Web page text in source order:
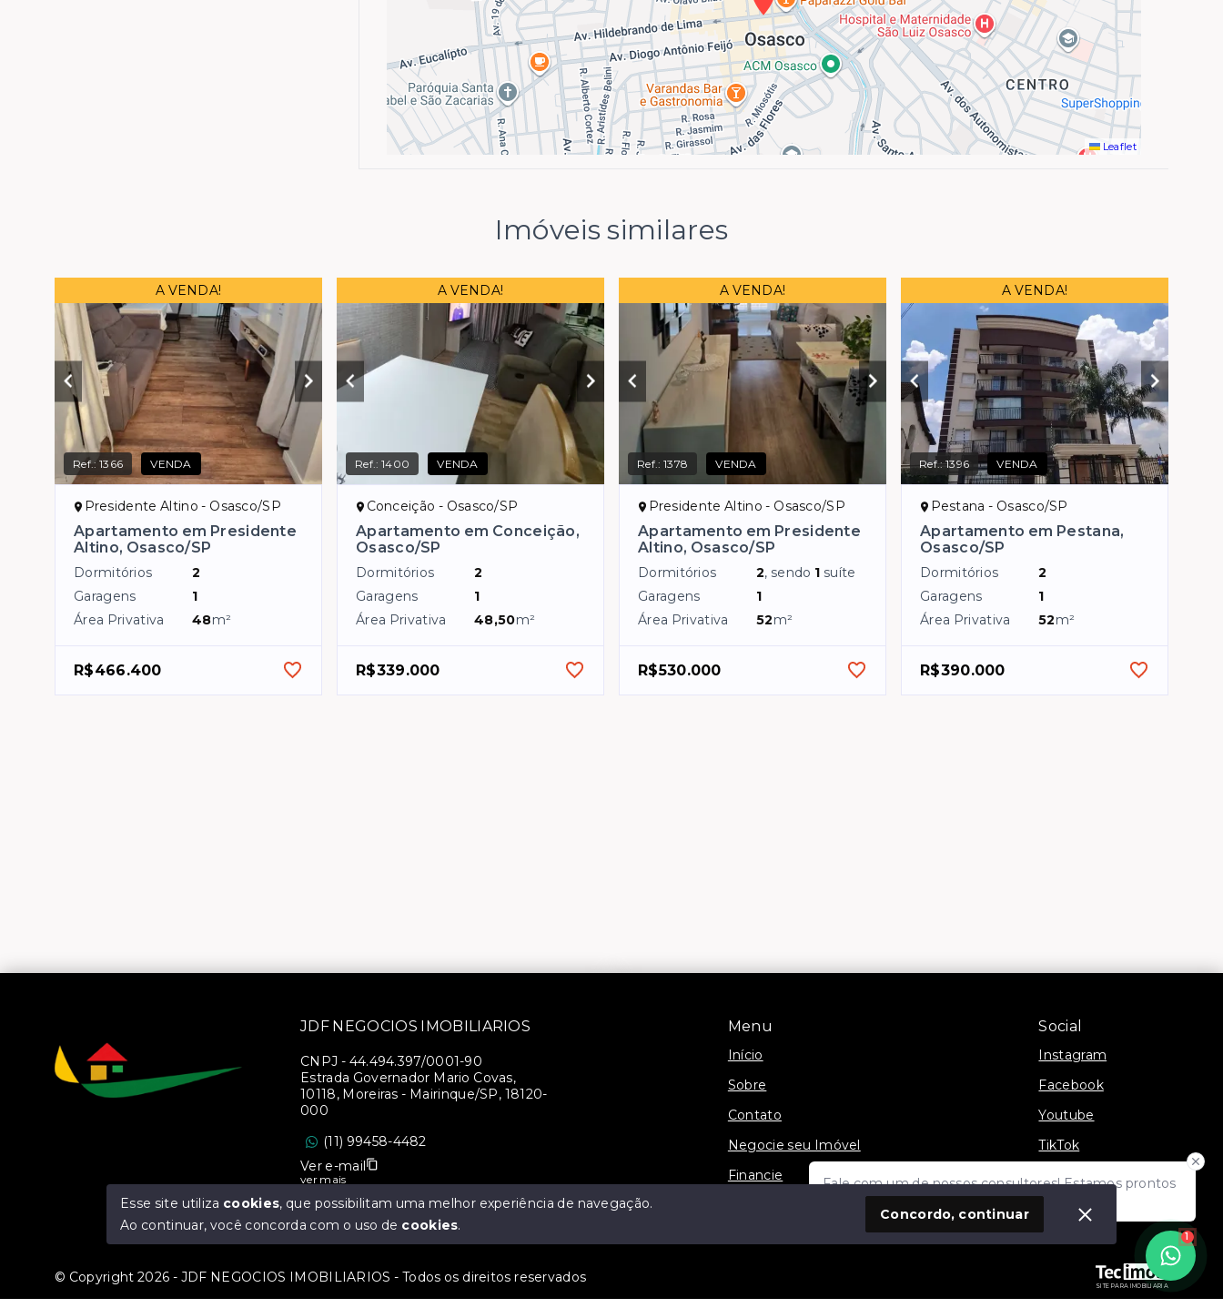
Leaflet
Imóveis similares
A VENDA!
Ref.:1366 VENDA
Presidente Altino - Osasco/SP
Apartamento em Presidente
Altino, Osasco/SP
Dormitórios
2
Garagens
1
Área Privativa
48m²
R$466.400
A VENDA!
Ref.:1400 VENDA
Conceição - Osasco/SP
Apartamento em Conceição,
Osasco/SP
Dormitórios
2
Garagens
1
Área Privativa
48,50m²
R$339.000
A VENDA!
Ref.:1378 VENDA
Presidente Altino - Osasco/SP
Apartamento em Presidente
Altino, Osasco/SP
Dormitórios 2, sendo 1 suíte
Garagens
1
Área Privativa
52m²
R$530.000
A VENDA!
Ref.:1396 VENDA
Pestana - Osasco/SP
Apartamento em Pestana,
Osasco/SP
Dormitórios
2
Garagens
1
Área Privativa
52m²
R$390.000
Fale com um de nossos consultores! Estamos prontos
para atende-lo e orienta-lo!
1
Menu
Início
Sobre
Contato
Negocie seu Imóvel
Financie
Social
Instagram
Facebook
Youtube
TikTok
SITE PARA IMOBILIARIA
JDF NEGOCIOS IMOBILIARIOS
CNPJ - 44.494.397/0001-90
Estrada Governador Mario Covas,
10118, Moreiras - Mairinque/SP, 18120-
000
(11) 99458-4482
Ver e-mail
ver mais
CRECI 40083-J
© Copyright 2026 - JDF NEGOCIOS IMOBILIARIOS - Todos os direitos reservados
Esse site utiliza cookies, que possibilitam uma melhor experiência de navegação.
Ao continuar, você concorda com o uso de cookies.
Concordo, continuar